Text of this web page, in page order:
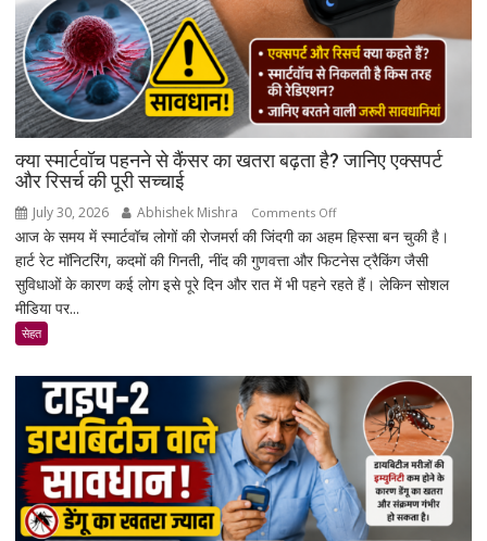
मोबाइल-
लैपटॉप
लॉक,
1
जनवरी
2027
से
नए
क्या स्मार्टवॉच पहनने से कैंसर का खतरा बढ़ता है? जानिए एक्सपर्ट
और रिसर्च की पूरी सच्चाई
July 30, 2026 Abhishek Mishra Comments Offon
क्या
स्मार्टवॉच
पहनने
खतरा
एक्सपर्ट
और
रिसर्च
आज के समय में स्मार्टवॉच लोगों की रोजमर्रा की जिंदगी का अहम हिस्सा बन चुकी है।
हार्ट रेट मॉनिटरिंग, कदमों की गिनती, नींद की गुणवत्ता और फिटनेस ट्रैकिंग जैसी
सुविधाओं के कारण कई लोग इसे पूरे दिन और रात में भी पहने रहते हैं। लेकिन सोशल
मीडिया पर...
सेहत